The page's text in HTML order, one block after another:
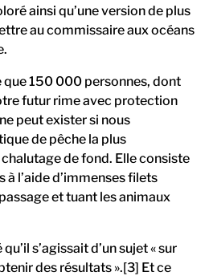
ainsi qu’une version de plus
au commissaire aux océans
que 150 000 personnes, dont
futur rime avec protection
peut exister si nous
de pêche la plus
de fond. Elle consiste
l’aide d’immenses filets
et tuant les animaux
s’agissait d’un sujet « sur
des résultats ».[3] Et ce